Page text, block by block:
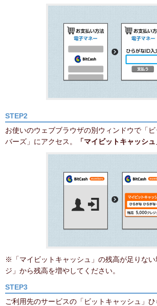
STEP2
お使いのウェブブラウザの別ウィンドウで「
バーズ」にアクセス。
「マイビットキャッシュ
※「マイビットキャッシュ」の残高が足りな
ジ」から残高を増やしてください。
STEP3
ご利用先のサービスの「ビットキャッシュ」ひ